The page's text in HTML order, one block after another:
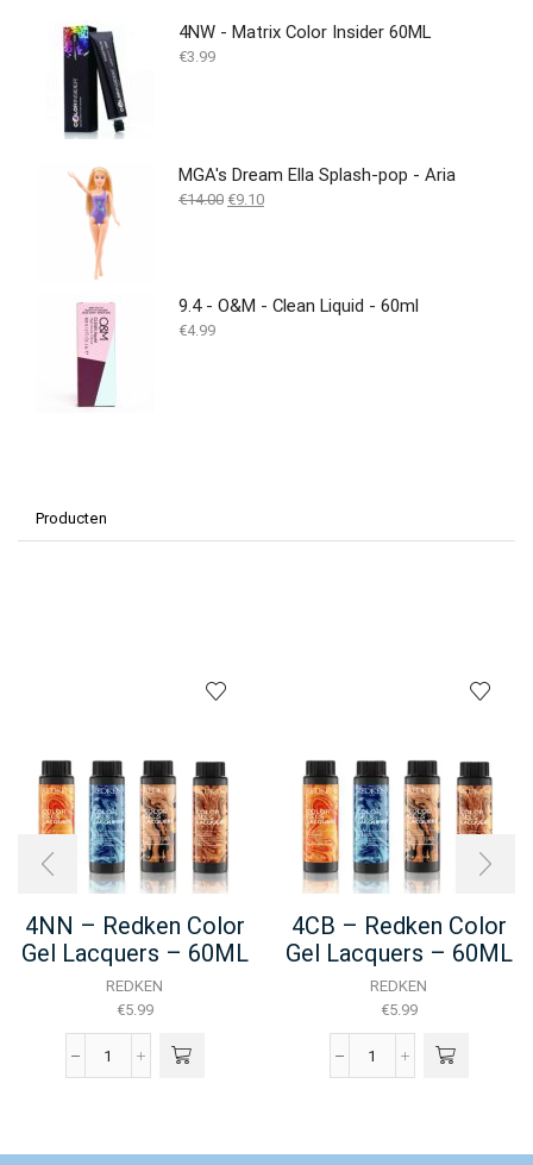
4NW - Matrix Color Insider 60ML
€3.99
MGA's Dream Ella Splash-pop - Aria
€14.00 Oorspronkelijke
€9.10Huidige
9.4 - O&M - Clean Liquid - 60ml
€4.99
Producten
4NN – Redken Color
Gel Lacquers – 60ML
REDKEN
€5.99
4NN
Gel
4CB – Redken Color
Gel Lacquers – 60ML
REDKEN
€5.99
4CB
Gel